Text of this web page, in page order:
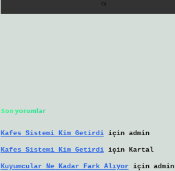
Son yorumlar
Kafes Sistemi Kim Getirdiiçin admin
Kafes Sistemi Kim Getirdiiçin Kartal
Kuyumcular Ne Kadar Fark Alıyoriçin admin